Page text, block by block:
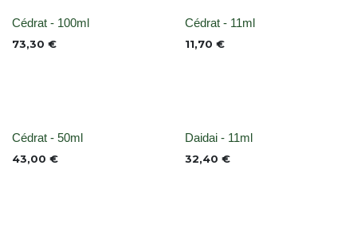
None
Cédrat - 100ml
73,30 € None
Cédrat - 11ml
11,70 €
None
Cédrat - 50ml
43,00 € Nicht vorrättig
Daidai - 11ml
32,40 €